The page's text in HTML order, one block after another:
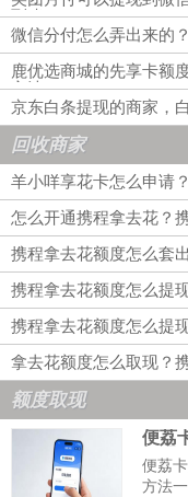
到账
微信分付怎么弄出来的
鹿优选商城的先享卡额
方法
京东白条提现的商家，
回收商家
羊小咩享花卡怎么申请
怎么开通携程拿去花？
携程拿去花额度怎么套
携程拿去花额度怎么提
携程拿去花额度怎么提
拿去花额度怎么取现？
额度取现
便荔
提现
便荔
方法